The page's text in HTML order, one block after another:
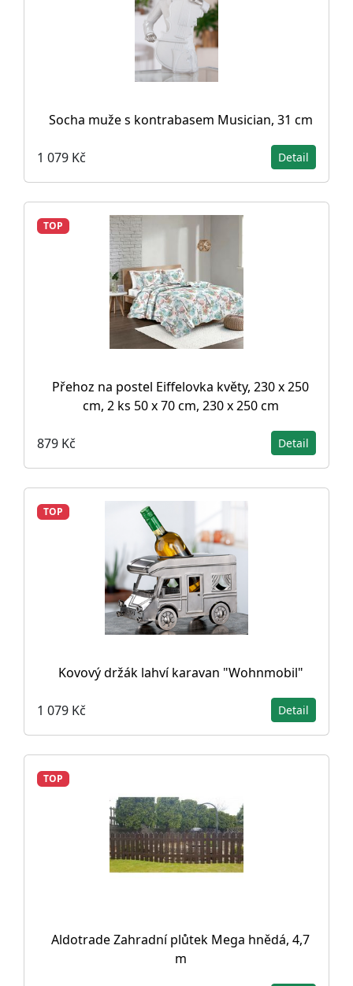
Socha muže s kontrabasem Musician, 31 cm
1 079 Kč Detail
TOP
Přehoz na postel Eiffelovka květy, 230 x 250
cm, 2 ks 50 x 70 cm, 230 x 250 cm
879 Kč Detail
TOP
Kovový držák lahví karavan "Wohnmobil"
1 079 Kč Detail
TOP
Aldotrade Zahradní plůtek Mega hnědá, 4,7
m